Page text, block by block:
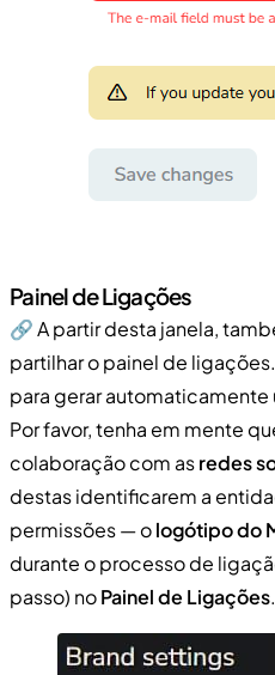
Painel de Ligações
🔗 A partir desta janela,
partilhar o painel de
para gerar automaticamente
Por favor, tenha em mente
colaboração com asredes
destas identificarem a
permissões — ologótipo do
durante o processo de
passo) noPainel de Ligações.